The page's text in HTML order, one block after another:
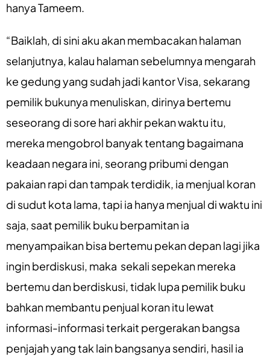
hanya Tameem.
“Baiklah, di sini aku akan membacakan halaman
selanjutnya, kalau halaman sebelumnya mengarah
ke gedung yang sudah jadi kantor Visa, sekarang
pemilik bukunya menuliskan, dirinya bertemu
seseorang di sore hari akhir pekan waktu itu,
mereka mengobrol banyak tentang bagaimana
keadaan negara ini, seorang pribumi dengan
pakaian rapi dan tampak terdidik, ia menjual koran
di sudut kota lama, tapi ia hanya menjual di waktu ini
saja, saat pemilik buku berpamitan ia
menyampaikan bisa bertemu pekan depan lagi jika
ingin berdiskusi, maka sekali sepekan mereka
bertemu dan berdiskusi, tidak lupa pemilik buku
bahkan membantu penjual koran itu lewat
informasi-informasi terkait pergerakan bangsa
penjajah yang tak lain bangsanya sendiri, hasil ia